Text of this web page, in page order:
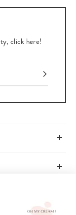
click here!